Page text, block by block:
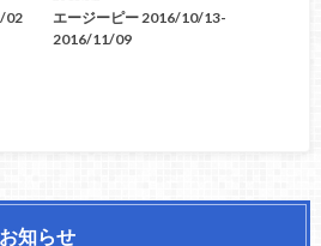
02
エージーピー 2016/10/13-
2016/11/09
知らせ